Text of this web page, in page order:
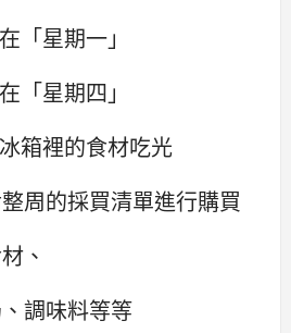
「星期一」
「星期四」
箱裡的食材吃光
周的採買清單進行購買
、
調味料等等